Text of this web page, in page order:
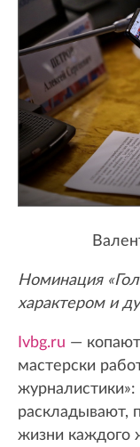
Номинация
характером и
Ivbg.ru —
мастерски
раскладывают,
жизни каждого